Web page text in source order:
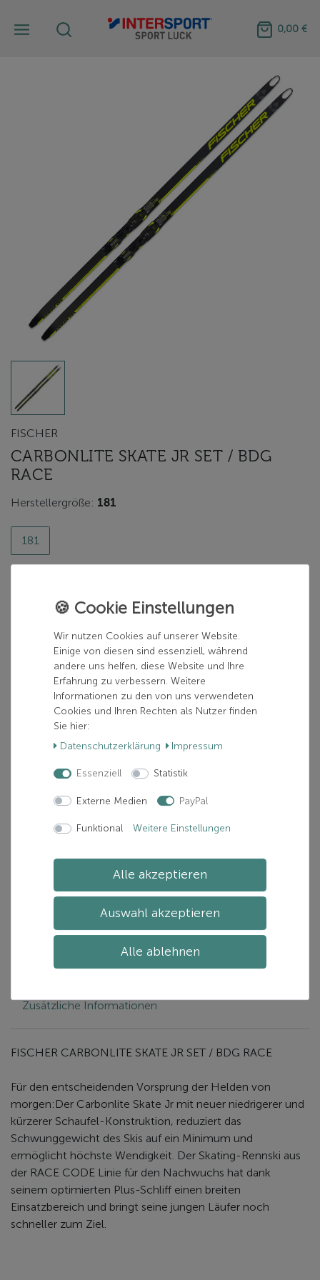
0,00 €
FISCHER
CARBONLITE SKATE JR SET / BDG
RACE
Herstellergröße: 181
181
300,00 €
inkl. 19% MwSt.
Versand
Lieferzeit: Zwischen 1-5 Tage(n)
In den Warenkorb
Artikelnummer: NP58522-9002972793493
Hersteller:FISCHER
Zusätzliche Informationen
FISCHER CARBONLITE SKATE JR SET / BDG RACE
Für den entscheidenden Vorsprung der Helden von
morgen:Der Carbonlite Skate Jr mit neuer niedrigerer und
kürzerer Schaufel-Konstruktion, reduziert das
Schwunggewicht des Skis auf ein Minimum und
ermöglicht höchste Wendigkeit. Der Skating-Rennski aus
der RACE CODE Linie für den Nachwuchs hat dank
seinem optimierten Plus-Schliff einen breiten
Einsatzbereich und bringt seine jungen Läufer noch
schneller zum Ziel.
Wir nutzen Cookies auf unserer Website.
Einige von diesen sind essenziell, während
andere uns helfen, diese Website und Ihre
Erfahrung zu verbessern. Weitere
Informationen zu den von uns verwendeten
Cookies und Ihren Rechten als Nutzer finden
Sie hier:
Daten­schutz­erklärung
Impressum
Essenziell Statistik
Externe Medien PayPal
Funktional Weitere Einstellungen
Alle akzeptieren
Auswahl akzeptieren
Alle ablehnen